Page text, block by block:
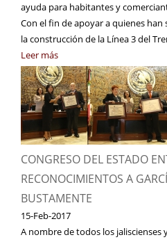
ayuda para habitantes y
Con el fin de apoyar a quienes
la construcción de la Línea 3 del
Leer más
CONGRESO DEL ESTADO
RECONOCIMIENTOS A
BUSTAMENTE
15-Feb-2017
A nombre de todos los jaliscienses